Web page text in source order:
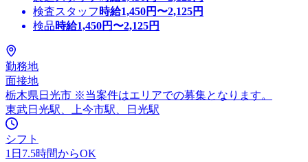
検査スタッフ 時給1,450円〜2,125円
検品時給1,450円〜2,125円
勤務地
面接地
栃木県日光市 ※当案件はエリアでの募集となります。
東武日光駅、上今市駅、日光駅
シフト
1日7.5時間からOK